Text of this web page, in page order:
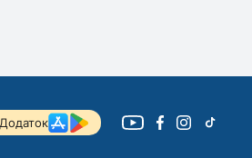
Додаток